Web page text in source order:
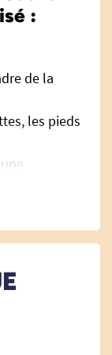
:
de la
les pieds
être